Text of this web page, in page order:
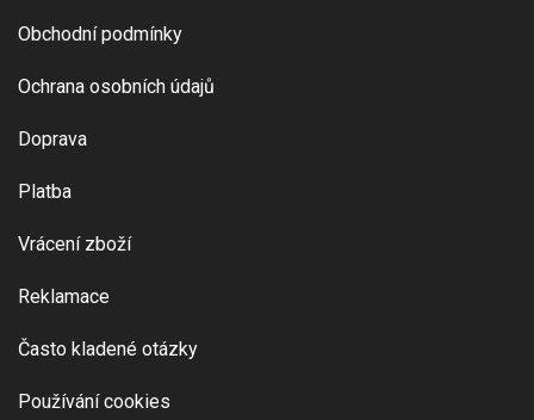
Obchodní podmínky
Ochrana osobních údajů
Doprava
Platba
Vrácení zboží
Reklamace
Často kladené otázky
Používání cookies